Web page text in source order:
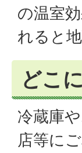
の温室
れると
どこ
冷蔵庫
店等に